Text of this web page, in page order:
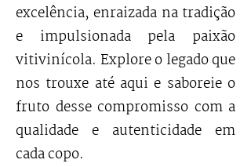
excelência, enraizada na tradição
e impulsionada pela paixão
vitivinícola. Explore o legado que
nos trouxe até aqui e saboreie o
fruto desse compromisso com a
qualidade e autenticidade em
cada copo.